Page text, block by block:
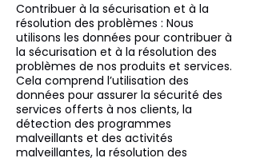
Contribuer à la sécurisation et à la
résolution des problèmes : Nous
utilisons les données pour contribuer à
la sécurisation et à la résolution des
problèmes de nos produits et services.
Cela comprend l’utilisation des
données pour assurer la sécurité des
services offerts à nos clients, la
détection des programmes
malveillants et des activités
malveillantes, la résolution des